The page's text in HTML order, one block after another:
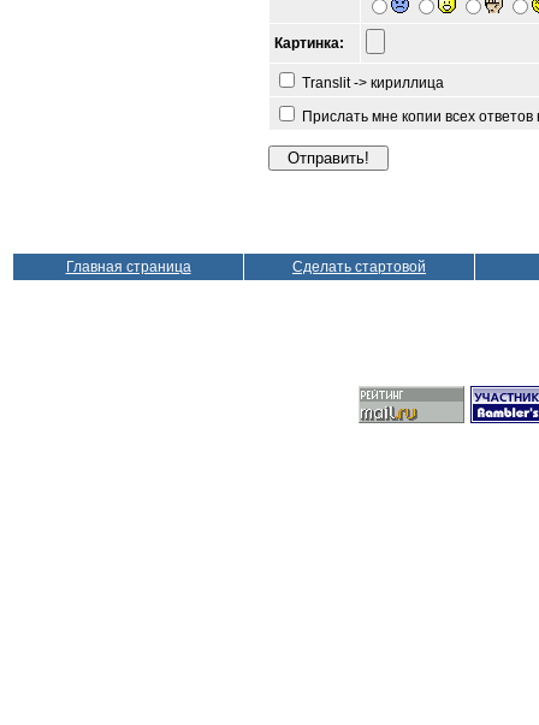
Картинка:
Translit -> кириллица
Прислать мне копии всех
Главная страница Сделать стартовой